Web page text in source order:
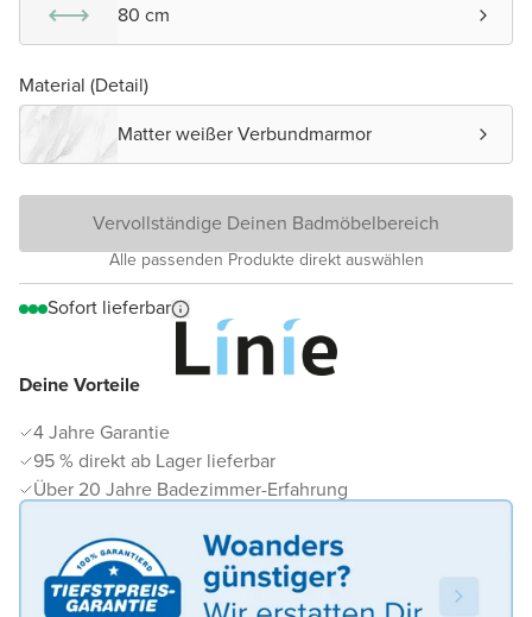
Deine Vorteile
4 Jahre Garantie
95 % direkt ab Lager lieferbar
Über 20 Jahre Badezimmer-Erfahrung
80 cm
Material (Detail)
Matter weißer Verbundmarmor
Vervollständige Deinen Badmöbelbereich
Alle passenden Produkte direkt auswählen
Sofort lieferbar